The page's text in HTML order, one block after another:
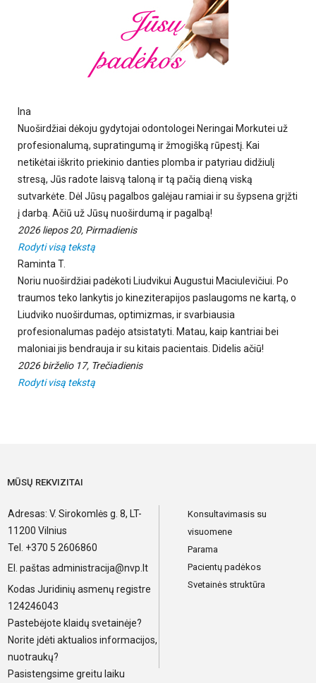
Ina
Nuoširdžiai dėkoju gydytojai odontologei Neringai Morkutei už
profesionalumą, supratingumą ir žmogišką rūpestį. Kai
netikėtai iškrito priekinio danties plomba ir patyriau didžiulį
stresą, Jūs radote laisvą taloną ir tą pačią dieną viską
sutvarkėte. Dėl Jūsų pagalbos galėjau ramiai ir su šypsena grįžti
į darbą. Ačiū už Jūsų nuoširdumą ir pagalbą!
2026 liepos 20, Pirmadienis
Rodyti visą tekstą
Raminta T.
Noriu nuoširdžiai padėkoti Liudvikui Augustui Maciulevičiui. Po
traumos teko lankytis jo kineziterapijos paslaugoms ne kartą, o
Liudviko nuoširdumas, optimizmas, ir svarbiausia
profesionalumas padėjo atsistatyti. Matau, kaip kantriai bei
maloniai jis bendrauja ir su kitais pacientais. Didelis ačiū!
2026 birželio 17, Trečiadienis
Rodyti visą tekstą
MŪSŲ REKVIZITAI
Adresas: V. Sirokomlės g. 8, LT-
11200 Vilnius
Tel. +370 5 2606860
El. paštas administracija@nvp.lt
Kodas Juridinių asmenų registre
124246043
Pastebėjote klaidų svetainėje?
Norite įdėti aktualios informacijos,
nuotraukų?
Pasistengsime greitu laiku
Konsultavimasis su
visuomene
Parama
Pacientų padėkos
Svetainės struktūra